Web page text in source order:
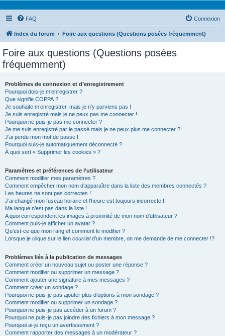
FAQ Connexion
Index du forum Foire aux questions (Questions posées fréquemment)
Foire aux questions (Questions posées
fréquemment)
Problèmes de connexion et d’enregistrement
Pourquoi dois-je m’enregistrer ?
Que signifie COPPA ?
Je souhaite m’enregistrer, mais je n’y parviens pas !
Je suis enregistré mais je ne peux pas me connecter !
Pourquoi ne puis-je pas me connecter ?
Je me suis enregistré par le passé mais je ne peux plus me connecter ?!
J’ai perdu mon mot de passe !
Pourquoi suis-je automatiquement déconnecté ?
À quoi sert « Supprimer les cookies » ?
Paramètres et préférences de l’utilisateur
Comment modifier mes paramètres ?
Comment empêcher mon nom d’apparaître dans la liste des membres connectés ?
Les heures ne sont pas correctes !
J’ai changé mon fuseau horaire et l’heure est toujours incorrecte !
Ma langue n’est pas dans la liste !
A quoi correspondent les images à proximité de mon nom d’utilisateur ?
Comment puis-je afficher un avatar ?
Qu’est-ce que mon rang et comment le modifier ?
Lorsque je clique sur le lien courrield’un membre, on me demande de me connecter !?
Problèmes liés à la publication de messages
Comment créer un nouveau sujet ou poster une réponse ?
Comment modifier ou supprimer un message ?
Comment ajouter une signature à mes messages ?
Comment créer un sondage ?
Pourquoi ne puis-je pas ajouter plus d’options à mon sondage ?
Comment modifier ou supprimer un sondage ?
Pourquoi ne puis-je pas accéder à un forum ?
Pourquoi ne puis-je pas joindre des fichiers à mon message ?
Pourquoi ai-je reçu un avertissement ?
Comment rapporter des messages à un modérateur ?